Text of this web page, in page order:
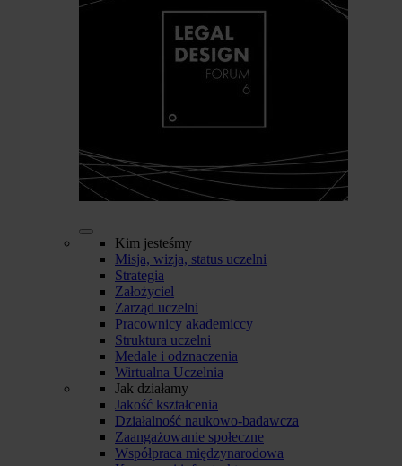
Kim jesteśmy
Misja, wizja, status uczelni
Strategia
Założyciel
Zarząd uczelni
Pracownicy akademiccy
Struktura uczelni
Medale i odznaczenia
Wirtualna Uczelnia
Jak działamy
Jakość kształcenia
Działalność naukowo-badawcza
Zaangażowanie społeczne
Współpraca międzynarodowa